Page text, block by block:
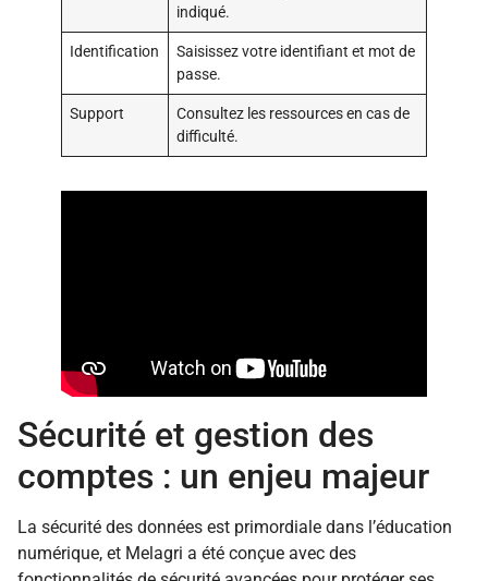
indiqué.
Identification
Saisissez votre identifiant et mot de
passe.
Support
Consultez les ressources en cas de
difficulté.
Sécurité et gestion des
comptes : un enjeu majeur
La sécurité des données est primordiale dans l’éducation
numérique, et Melagri a été conçue avec des